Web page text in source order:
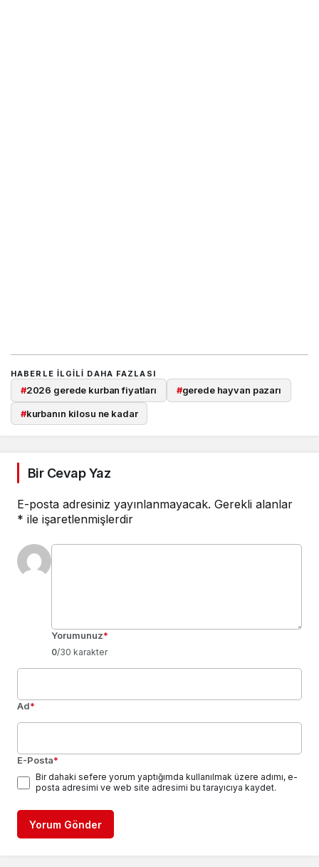
HABERLE ILGILI DAHA FAZLASI
#2026 gerede kurban fiyatları #gerede hayvan pazarı
#kurbanın kilosu ne kadar
Bir Cevap Yaz
E-posta adresiniz yayınlanmayacak. Gerekli alanlar
* ile işaretlenmişlerdir
Yorumunuz*
0/30 karakter
Ad*
E-Posta*
Bir dahaki sefere yorum yaptığımda kullanılmak üzere adımı, e-
posta adresimi ve web site adresimi bu tarayıcıya kaydet.
Yorum Gönder